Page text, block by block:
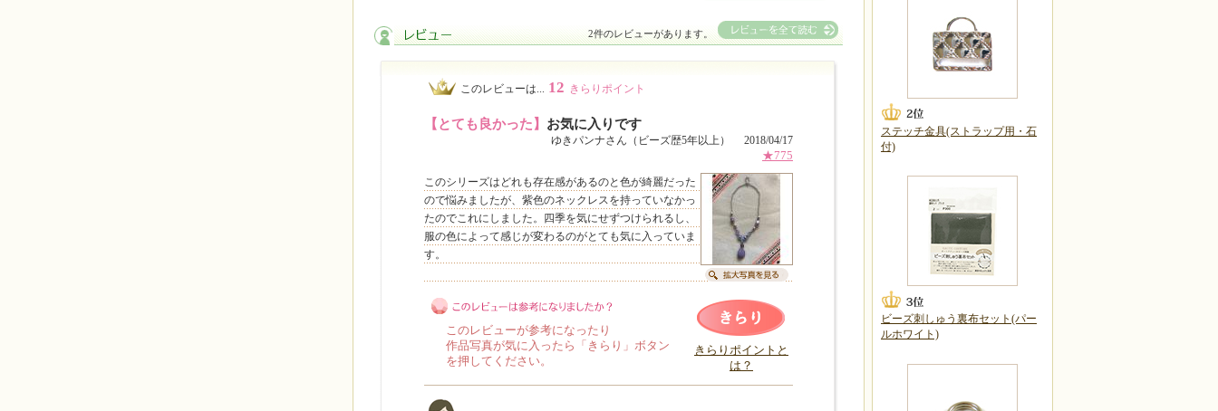
2件のレビューがあります。
このレビューは... 12 きらりポイント
【とても良かった】 お気に入りです
ゆきパンナさん（ビーズ歴5年以上） 2018/04/17
★775
このシリーズはどれも存在感があるのと色が綺麗だった
ので悩みましたが、紫色のネックレスを持っていなかっ
たのでこれにしました。四季を気にせずつけられるし、
服の色によって感じが変わるのがとても気に入っていま
す。
このレビューが参考になったり
作品写真が気に入ったら「きらり」ボタン
を押してください。
きらりポイントと
は？
ステッチ金具(ストラップ用・石
付)
ビーズ刺しゅう裏布セット(パー
ルホワイト)